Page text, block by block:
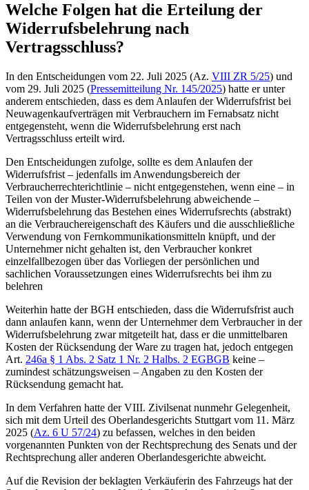
Welche Folgen hat die Erteilung der
Widerrufsbelehrung nach
Vertragsschluss?
In den Entscheidungen vom 22. Juli 2025 (Az. VIII ZR 5/25) und
vom 29. Juli 2025 (Pressemitteilung Nr. 145/2025) hatte er unter
anderem entschieden, dass es dem Anlaufen der Widerrufsfrist bei
Neuwagenkaufverträgen mit Verbrauchern im Fernabsatz nicht
entgegensteht, wenn die Widerrufsbelehrung erst nach
Vertragsschluss erteilt wird.
Den Entscheidungen zufolge, sollte es dem Anlaufen der
Widerrufsfrist – jedenfalls im Anwendungsbereich der
Verbraucherrechterichtlinie – nicht entgegenstehen, wenn eine – in
Teilen von der Muster-Widerrufsbelehrung abweichende –
Widerrufsbelehrung das Bestehen eines Widerrufsrechts (abstrakt)
an die Verbrauchereigenschaft des Käufers und die ausschließliche
Verwendung von Fernkommunikationsmitteln knüpft, und der
Unternehmer nicht gehalten ist, den Verbraucher konkret
einzelfallbezogen über das Vorliegen der persönlichen und
sachlichen Voraussetzungen eines Widerrufsrechts bei ihm zu
belehren
Weiterhin hatte der BGH entschieden, dass die Widerrufsfrist auch
dann anlaufen kann, wenn der Unternehmer dem Verbraucher in der
Widerrufsbelehrung zwar mitgeteilt hat, dass er die unmittelbaren
Kosten der Rücksendung der Ware zu tragen hat, jedoch entgegen
Art. 246a § 1 Abs. 2 Satz 1 Nr. 2 Halbs. 2 EGBGB keine –
zumindest schätzungsweisen – Angaben zu den Kosten der
Rücksendung gemacht hat.
In dem Verfahren hatte der VIII. Zivilsenat nunmehr Gelegenheit,
sich mit dem Urteil des Oberlandesgerichts Stuttgart vom 11. März
2025 (Az. 6 U 57/24) zu befassen, welches in den beiden
vorgenannten Punkten von der Rechtsprechung des Senats und der
Rechtsprechung aller anderen Oberlandesgerichte abweicht.
Auf die Revision der beklagten Verkäuferin des Fahrzeugs hat der